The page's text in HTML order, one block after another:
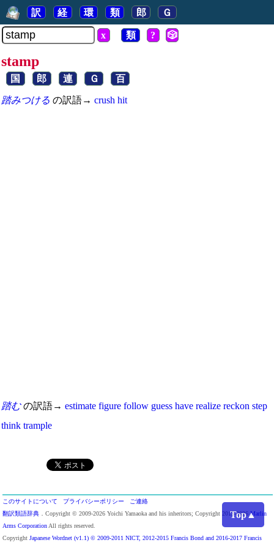
Top▲
訳 経 環 類 郎 Ｇ
x 類 ? 🎲
stamp
国 郎 連 Ｇ 百
踏みつける の訳語→ crush hit
踏むの訳語→ estimate figure follow guess have realize reckon step
think trample
このサイトについて プライバシーポリシー
ご連絡
翻訳類語辞典 ．Copyright © 2009-2026 Yoichi Yamaoka and his inheritors; Copyright 2013-2026 Marlin
Arms Corporation All rights reserved.
Copyright Japanese Wordnet (v1.1) © 2009-2011 NICT, 2012-2015 Francis Bond and 2016-2017 Francis